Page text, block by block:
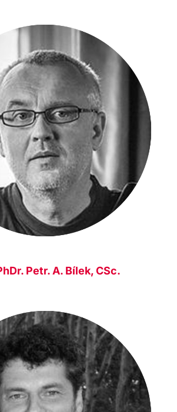
Petr. A. Bílek, CSc.